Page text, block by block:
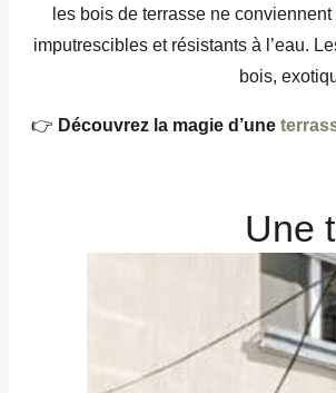
les bois de terrasse ne
imputrescibles et résistants à l’eau.
bois,
👉 Découvrez la magie d’une
Une